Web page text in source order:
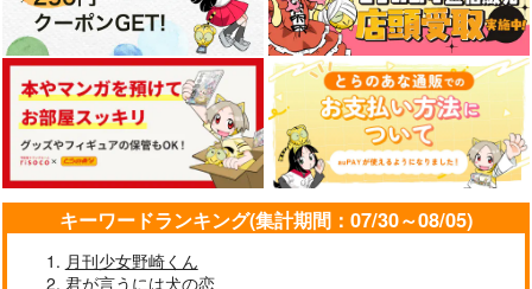
なんかもうあーあって感じ。2 特装
版
僕の愛しいよなさん
エンドロールは地獄まで 2 嘘つきなキスで今日もバイバイ
キーワードランキング(集計期間：07/30～08/05)
月刊少女野崎くん
君が言うには犬の恋